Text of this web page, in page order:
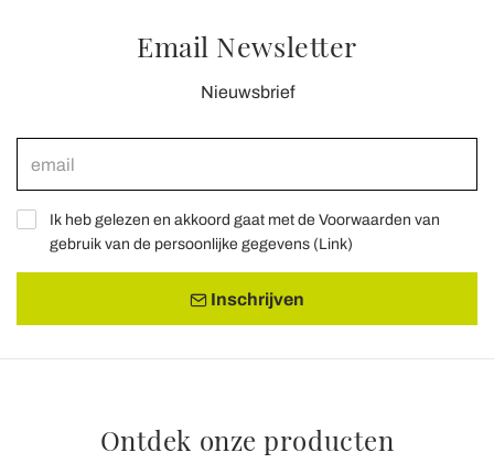
Email Newsletter
Nieuwsbrief
Ik heb gelezen en akkoord gaat met de Voorwaarden van
gebruik van de persoonlijke gegevens (Link)
Inschrijven
Ontdek onze producten